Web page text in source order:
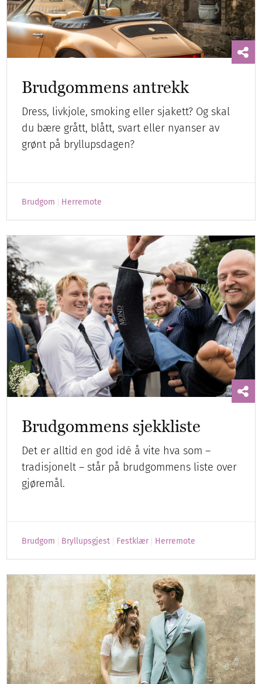
Brudgommens antrekk
Dress, livkjole, smoking eller sjakett? Og skal
du bære grått, blått, svart eller nyanser av
grønt på bryllupsdagen?
Brudgom Herremote
Brudgommens sjekkliste
Det er alltid en god idé å vite hva som –
tradisjonelt – står på brudgommens liste over
gjøremål.
Brudgom Bryllupsgjest Festklær Herremote